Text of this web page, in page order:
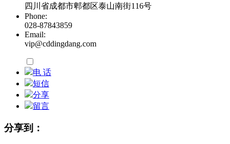
四川省成都市郫都区泰山南街116号
Phone:
028-87843859
Email:
vip@cddingdang.com
电 话
短信
分享
留言
分享到：